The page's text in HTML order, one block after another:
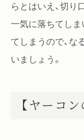
らとはいえ、切
一気に落ちてし
てしまうので、な
いましょう。
【ヤーコン